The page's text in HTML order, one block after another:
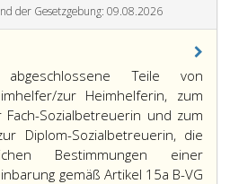
der Gesetzgebung: 09.08.2026
Teile von
zur Heimhelferin, zum
Fach-Sozialbetreuerin und zum
Diplom-Sozialbetreuerin, die
Bestimmungen einer
gemäß Artikel 1 5a B-VG